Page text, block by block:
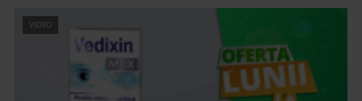
VIDEO